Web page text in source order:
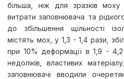
більша, ніж для зразків
витрати заповнювача та
до збільшення щільності
містять мох, у 1,3 - 1,4 рази,
при 10% деформації в 1,9 -
недоліків, властивих
заповнювачі вводили